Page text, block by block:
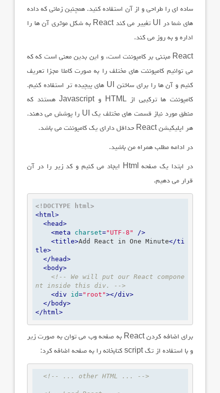
درباره ما
ورود / ثبت نام
ساده ای را طراحی و از آن استفاده کنید. همچنین زمانی که داده
های شما در UI تغییر می کندReact به شکل موثری آن ها را
اداره و به روز می کند.
React مبتنی بر کامپوننت است، و این بدین معنی است که که
می توانیم کامپوننت های مختلف را به صورت کاملا مجزا تعریف
کنیم و آن ها را برای ساختن UI های پیچیده تر استفاده کنیم.
کامپوننت ها ترکیبی ازHTML وJavascriptهستند که
منطق مورد نیاز قسمت های مختلف یک UI را پوشش می دهند.
هر اپلیکیشنReact حداقل دارای یک کامپوننت می باشد.
در ادامه مطلب همراه من باشید.
در ابتدا یک صفحه Html ایجاد می کنیم و کد زیر را در آن
قرار می دهیم.
<!DOCTYPE html>
<html>
<head>
<meta charset="UTF-8"
/>
<title>Add React in One Minute</ti
tle>
</ head>
<body>
<!-- We will put our React compone
nt inside this div. -->
<div id="root"></div>
</ body>
</ html>
برای اضافه کردنReact به صفحه وب می توان به صورت زیر
و با استفاده از تگscript کتابخانه را به صفحه اضافه کرد:
<!-- ... other HTML ... -->